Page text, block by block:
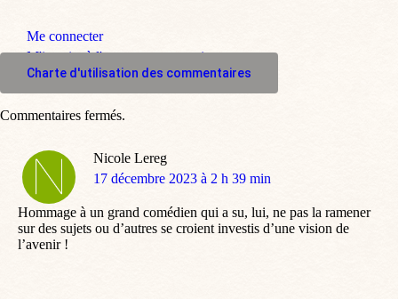
Me connecter
M'inscrire à l'espace commentaire
Charte d'utilisation des commentaires
Nicole Lereg
dit
17 décembre 2023 à 2 h 39 min
Hommage à un grand comédien qui a su, lui, ne pas la ramener
sur des sujets ou d’autres se croient investis d’une vision de
l’avenir !
Commentaires fermés.